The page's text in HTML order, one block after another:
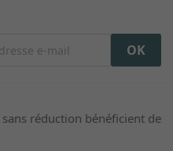
réduction bénéficient de